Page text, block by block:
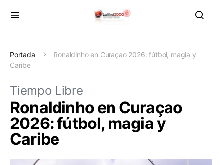
Portada
Ronaldinho en Curaçao 2026: fútbol, magia y
Caribe
Tiempo Libre
Ronaldinho en Curaçao
2026: fútbol, magia y
Caribe